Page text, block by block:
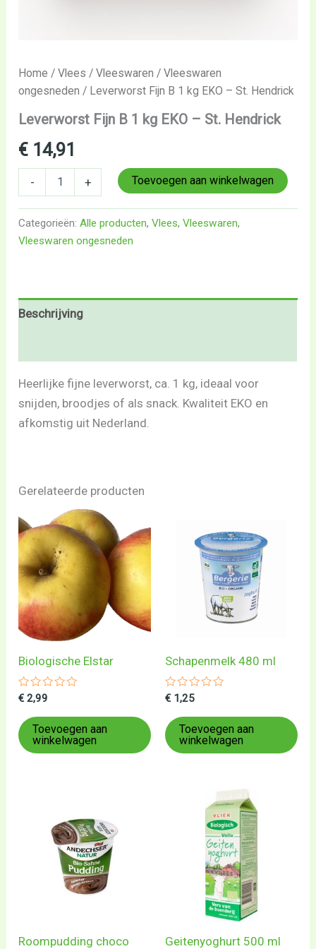
Home /Vlees /Vleeswaren /Vleeswaren
ongesneden / Leverworst Fijn B 1 kg EKO – St. Hendrick
Leverworst Fijn B 1 kg EKO – St. Hendrick
€ 14,91
- + Toevoegen aan winkelwagen
Categorieën:Alle producten,Vlees,Vleeswaren,
Vleeswaren ongesneden
Beschrijving
Heerlijke fijne leverworst, ca. 1 kg, ideaal voor
snijden, broodjes of als snack. Kwaliteit EKO en
afkomstig uit Nederland.
Gerelateerde producten
Biologische Elstar
Gewaardeerd
uit
5
€ 2,99
Toevoegen aan
winkelwagen
Schapenmelk 480 ml
Gewaardeerd
uit
5
€ 1,25
Toevoegen aan
winkelwagen
Roompudding choco Geitenyoghurt 500 ml